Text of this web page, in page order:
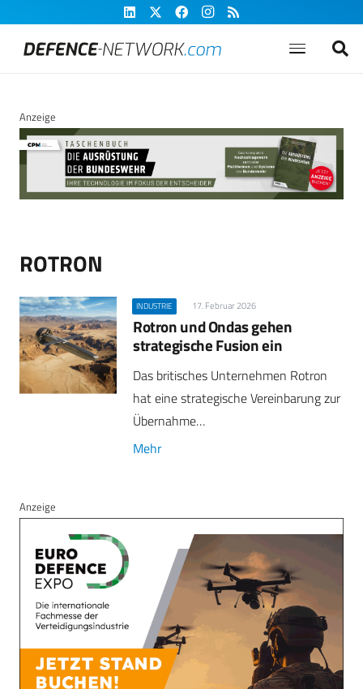
Anzeige
ROTRON
INDUSTRIE 17. Februar 2026
Rotron und Ondas gehen
strategische Fusion ein
Das britisches Unternehmen Rotron
hat eine strategische Vereinbarung zur
Übernahme…
Mehr
Anzeige